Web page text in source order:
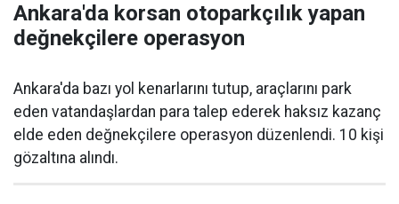
Ankara'da korsan otoparkçılık yapan
değnekçilere operasyon
Ankara'da bazı yol kenarlarını tutup, araçlarını park
eden vatandaşlardan para talep ederek haksız kazanç
elde eden değnekçilere operasyon düzenlendi. 10 kişi
gözaltına alındı.